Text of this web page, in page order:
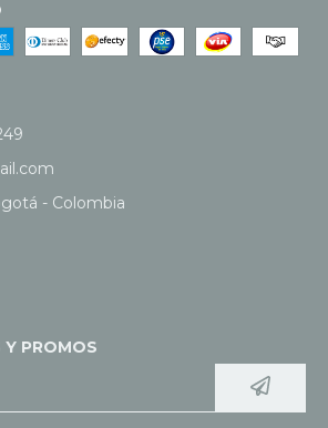
- Colombia
Y PROMOS